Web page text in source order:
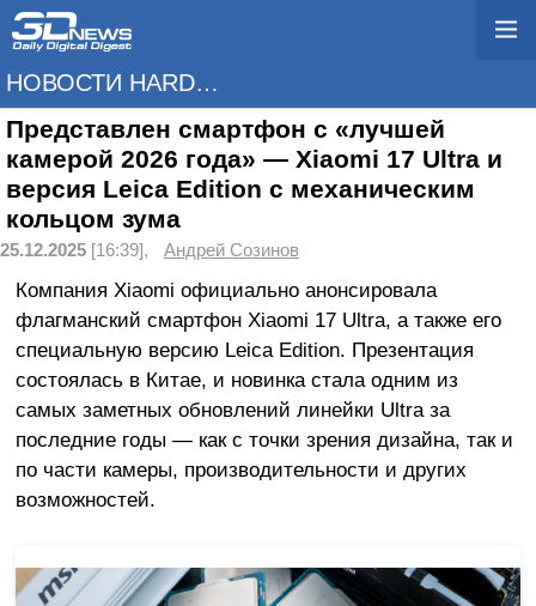
НОВОСТИ HARDWARE
Представлен смартфон с «лучшей
камерой 2026 года» — Xiaomi 17 Ultra и
версия Leica Edition с механическим
кольцом зума
25.12.2025 [16:39], Андрей Созинов
Компания Xiaomi официально анонсировала
флагманский смартфон Xiaomi 17 Ultra, а также его
специальную версию Leica Edition. Презентация
состоялась в Китае, и новинка стала одним из
самых заметных обновлений линейки Ultra за
последние годы — как с точки зрения дизайна, так и
по части камеры, производительности и других
возможностей.